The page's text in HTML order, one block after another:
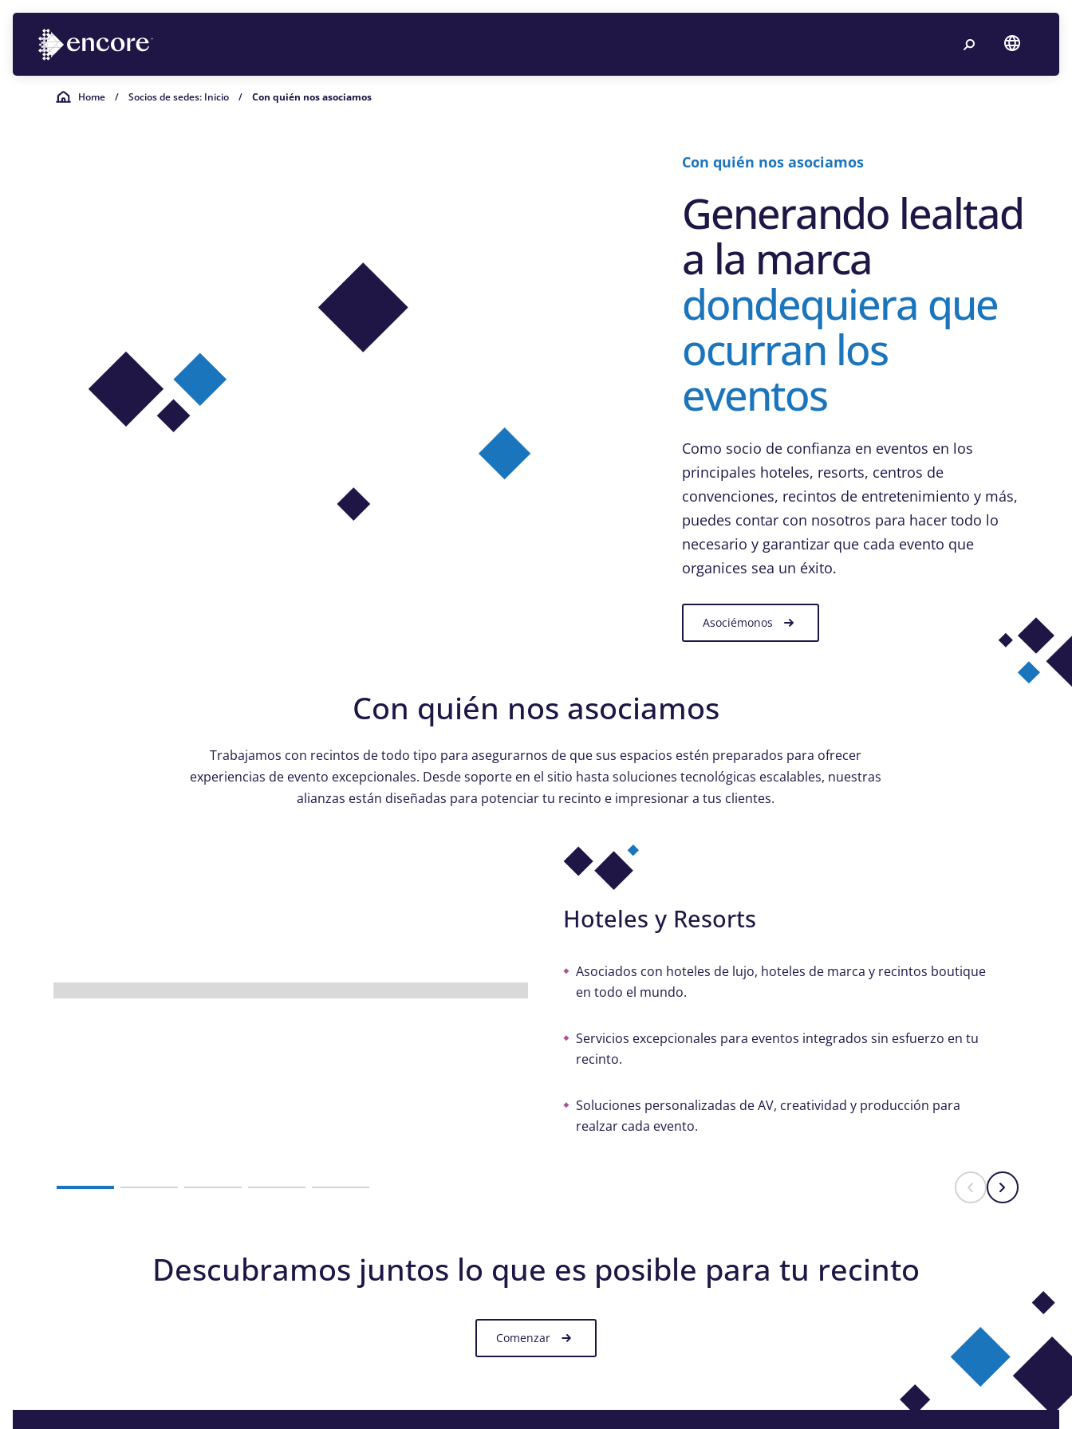
Home / Socios de sedes: Inicio / Con quién nos asociamos
Con quién nos asociamos
Generando lealtad
a la marca
dondequiera que
ocurran los
eventos
Como socio de confianza en eventos en los
principales hoteles, resorts, centros de
convenciones, recintos de entretenimiento y más,
puedes contar con nosotros para hacer todo lo
necesario y garantizar que cada evento que
organices sea un éxito.
Asociémonos
Con quién nos asociamos
Trabajamos con recintos de todo tipo para asegurarnos de que sus espacios estén preparados para ofrecer
experiencias de evento excepcionales. Desde soporte en el sitio hasta soluciones tecnológicas escalables, nuestras
alianzas están diseñadas para potenciar tu recinto e impresionar a tus clientes.
Hoteles y Resorts
Asociados con hoteles de lujo, hoteles de marca y recintos boutique
en todo el mundo.
Servicios excepcionales para eventos integrados sin esfuerzo en tu
recinto.
Soluciones personalizadas de AV, creatividad y producción para
realzar cada evento.
Descubramos juntos lo que es posible para tu recinto
Comenzar